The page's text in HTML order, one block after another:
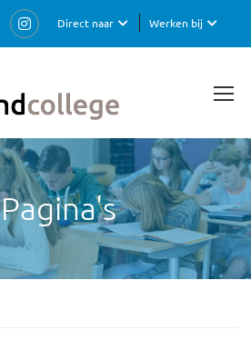
Werken bij
Direct naar
Pagina's